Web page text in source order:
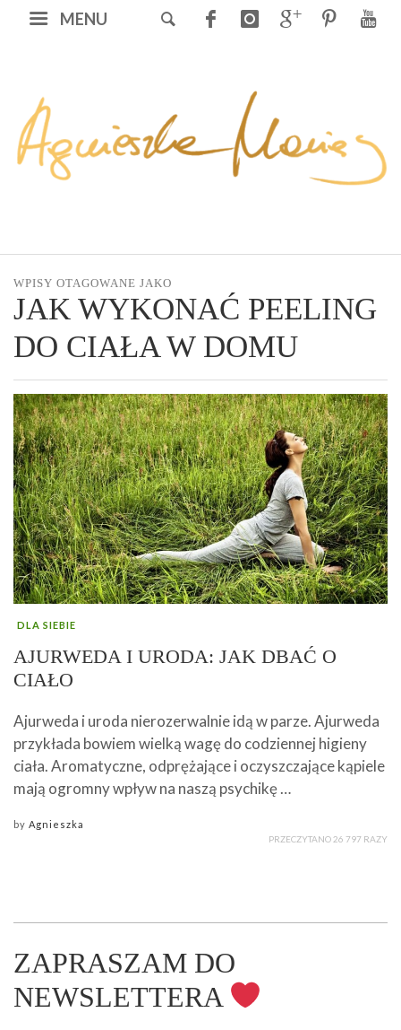
MENU
WPISY OTAGOWANE JAKO
JAK WYKONAĆ PEELING
DO CIAŁA W DOMU
DLA SIEBIE
AJURWEDA I URODA: JAK DBAĆ O
CIAŁO
Ajurweda i uroda nierozerwalnie idą w parze. Ajurweda
przykłada bowiem wielką wagę do codziennej higieny
ciała. Aromatyczne, odprężające i oczyszczające kąpiele
mają ogromny wpływ na naszą psychikę …
by Agnieszka
PRZECZYTANO 26 797 RAZY
ZAPRASZAM DO
NEWSLETTERA